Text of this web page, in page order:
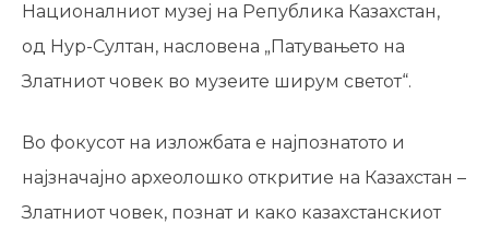
Националниот музеј на Република Казахстан,
од Нур-Султан, насловена „Патувањето на
Златниот човек во музеите ширум светот“.
Во фокусот на изложбата е најпознатото и
најзначајно археолошко откритие на Казахстан –
Златниот човек, познат и како казахстанскиот